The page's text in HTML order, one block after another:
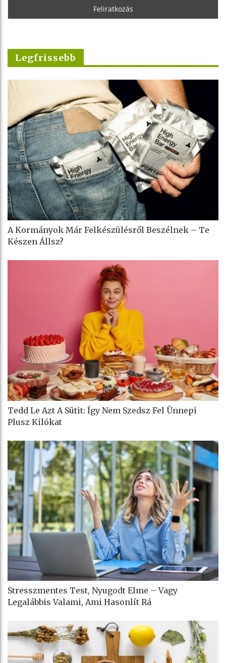
Legfrissebb
A Kormányok Már Felkészülésről Beszélnek – Te
Készen Állsz?
Tedd Le Azt A Sütit: Így Nem Szedsz Fel Ünnepi
Plusz Kilókat
Stresszmentes Test, Nyugodt Elme – Vagy
Legalábbis Valami, Ami Hasonlít Rá